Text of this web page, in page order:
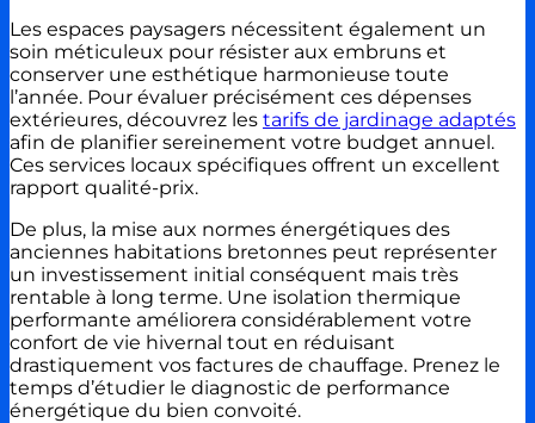
Les espaces paysagers nécessitent également un
soin méticuleux pour résister aux embruns et
conserver une esthétique harmonieuse toute
l’année. Pour évaluer précisément ces dépenses
extérieures, découvrez les tarifs de jardinage adaptés
afin de planifier sereinement votre budget annuel.
Ces services locaux spécifiques offrent un excellent
rapport qualité-prix.
De plus, la mise aux normes énergétiques des
anciennes habitations bretonnes peut représenter
un investissement initial conséquent mais très
rentable à long terme. Une isolation thermique
performante améliorera considérablement votre
confort de vie hivernal tout en réduisant
drastiquement vos factures de chauffage. Prenez le
temps d’étudier le diagnostic de performance
énergétique du bien convoité.